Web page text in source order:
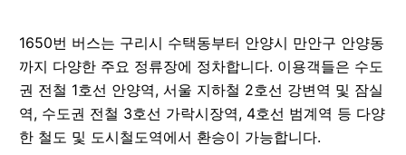
1650번 버스는 구리시 수택동부터 안양시 만안구 안양동
까지 다양한 주요 정류장에 정차합니다. 이용객들은 수도
권 전철 1호선 안양역, 서울 지하철 2호선 강변역 및 잠실
역, 수도권 전철 3호선 가락시장역, 4호선 범계역 등 다양
한 철도 및 도시철도역에서 환승이 가능합니다.